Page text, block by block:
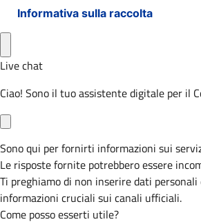
Informativa sulla raccolta